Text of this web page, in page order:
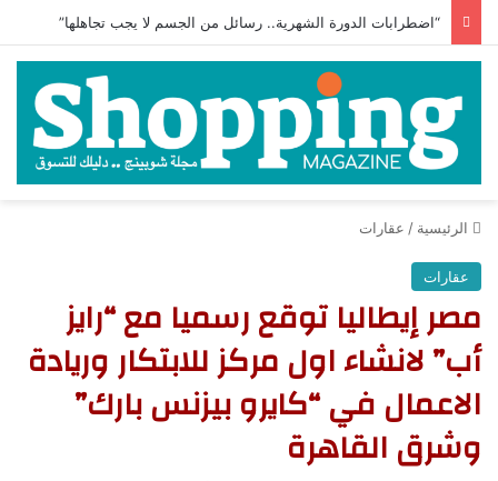
“اضطرابات الدورة الشهرية.. رسائل من الجسم لا يجب تجاهلها”
الرئيسية / عقارات
عقارات
مصر إيطاليا توقع رسميا مع “رايز
أب” لانشاء اول مركز للابتكار وريادة
الاعمال في “كايرو بيزنس بارك”
وشرق القاهرة